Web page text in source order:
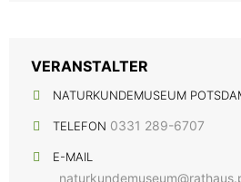
VERANSTALTER
NATURKUNDEMUSEUM
TELEFON 0331 289-6707
E-MAIL